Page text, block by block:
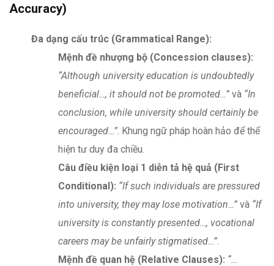
Accuracy)
Đa dạng cấu trúc (Grammatical Range):
Mệnh đề nhượng bộ (Concession clauses):
“Although university education is undoubtedly
beneficial…, it should not be promoted…” và “In
conclusion, while university should certainly be
encouraged…” . Khung ngữ pháp hoàn hảo để thể
hiện tư duy đa chiều.
Câu điều kiện loại 1 diễn tả hệ quả (First
Conditional): “If such individuals are pressured
into university, they may lose motivation…” và “If
university is constantly presented…, vocational
careers may be unfairly stigmatised…”
Mệnh đề quan hệ (Relative Clauses): “…